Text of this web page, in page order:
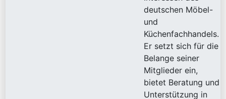
deutschen Möbel-
und
Küchenfachhandels.
Er setzt sich für die
Belange seiner
Mitglieder ein,
bietet Beratung und
Unterstützung in